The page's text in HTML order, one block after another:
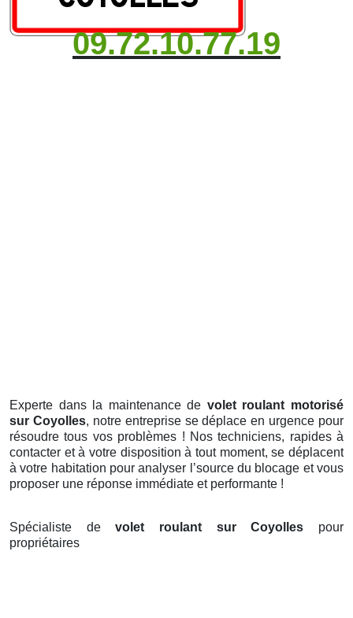
09.72.10.77.19
Experte dans la maintenance de volet roulant motorisé
sur Coyolles, notre entreprise se déplace en urgence pour
résoudre tous vos problèmes ! Nos techniciens, rapides à
contacter et à votre disposition à tout moment, se déplacent
à votre habitation pour analyser l’source du blocage et vous
proposer une réponse immédiate et performante !
Spécialiste devolet roulant sur Coyolles pour
propriétaires